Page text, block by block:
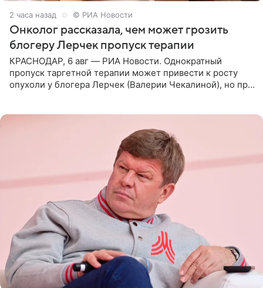
2 часа назад © РИА Новости
Онколог рассказала, чем может грозить
блогеру Лерчек пропуск терапии
КРАСНОДАР, 6 авг — РИА Новости. Однократный
пропуск таргетной терапии может привести к росту
опухоли у блогера Лерчек (Валерии Чекалиной), но при